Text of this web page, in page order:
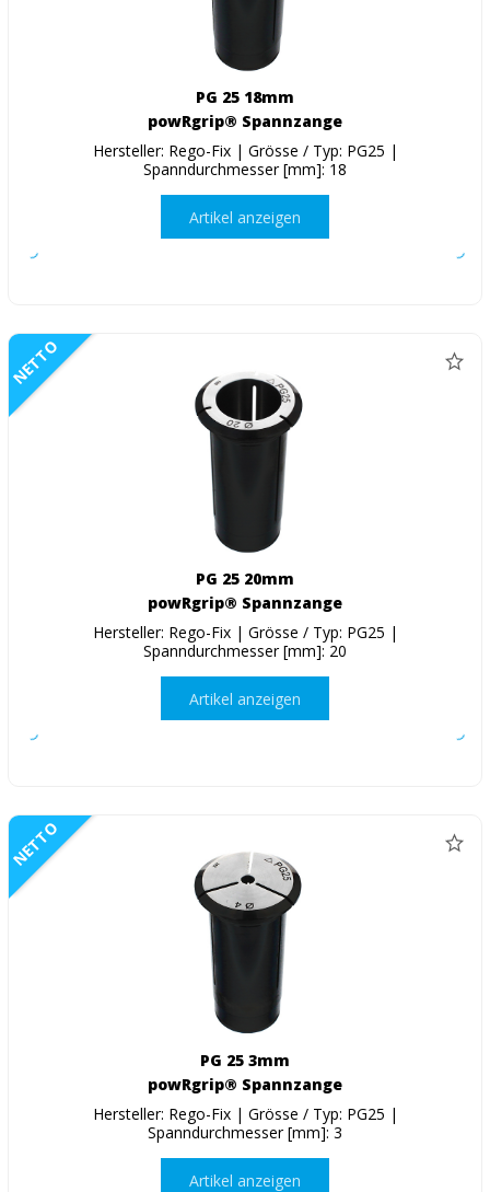
PG 25 18mm
powRgrip® Spannzange
Hersteller: Rego-Fix | Grösse / Typ: PG25 |
Spanndurchmesser [mm]: 18
Artikel anzeigen
NETTO
PG 25 20mm
powRgrip® Spannzange
Hersteller: Rego-Fix | Grösse / Typ: PG25 |
Spanndurchmesser [mm]: 20
Artikel anzeigen
NETTO
PG 25 3mm
powRgrip® Spannzange
Hersteller: Rego-Fix | Grösse / Typ: PG25 |
Spanndurchmesser [mm]: 3
Artikel anzeigen